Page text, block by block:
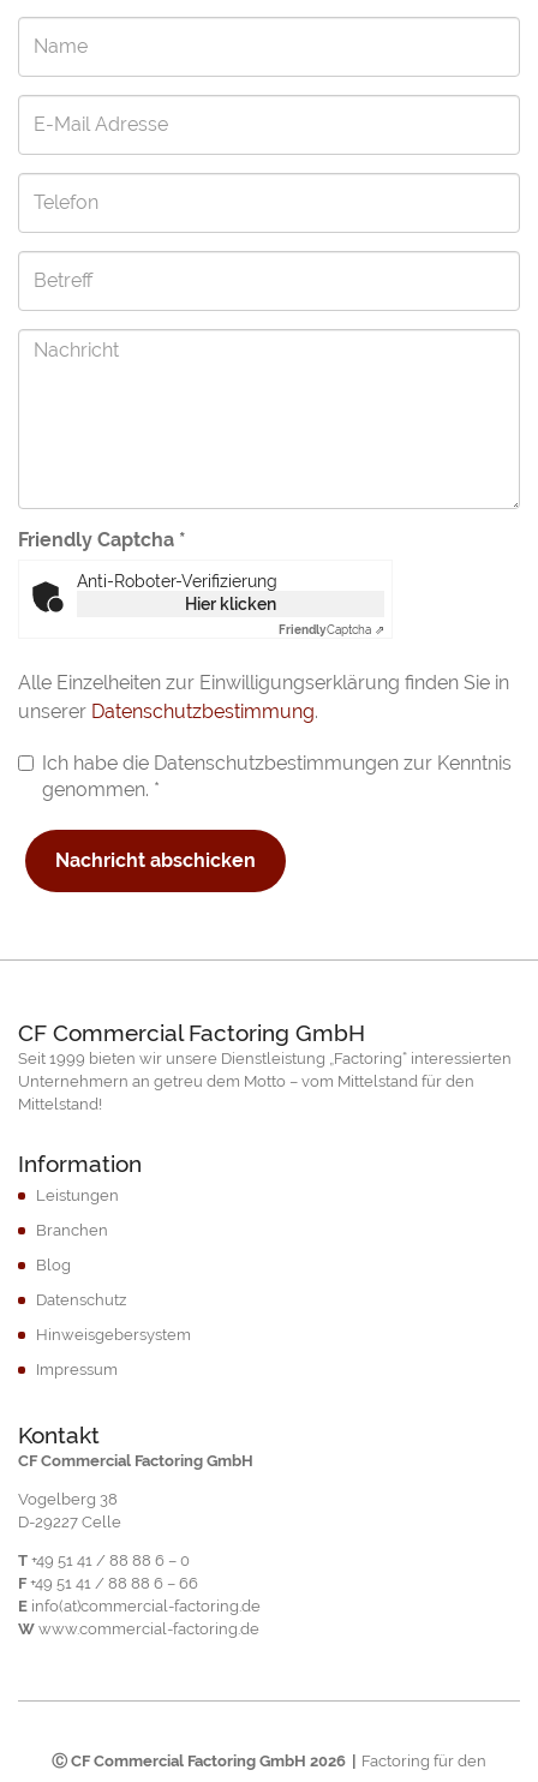
Friendly Captcha *
Anti-Roboter-Verifizierung
Hier klicken
FriendlyCaptcha ⇗
Alle Einzelheiten zur Einwilligungserklärung finden Sie in
unserer Datenschutzbestimmung.
Ich habe die Datenschutzbestimmungen zur Kenntnis
genommen. *
Nachricht abschicken
CF Commercial Factoring GmbH
Seit 1999 bieten wir unsere Dienstleistung „Factoring“ interessierten
Unternehmern an getreu dem Motto – vom Mittelstand für den
Mittelstand!
Information
Leistungen
Branchen
Blog
Datenschutz
Hinweisgebersystem
Impressum
Kontakt
CF Commercial Factoring GmbH
Vogelberg 38
D-29227 Celle
T +49 51 41 / 88 88 6 – 0
F +49 51 41 / 88 88 6 – 66
E info(at)commercial-factoring.de
W www.commercial-factoring.de
Ⓒ CF Commercial Factoring GmbH 2026 Factoring für den